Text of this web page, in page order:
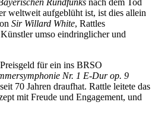
weltweit aufgeblüht ist, ist dies allein
Sir Willard White, Rattles
umso eindringlicher und
für ein ins BRSO
Nr. 1 E-Dur op. 9
70 Jahren draufhat. Rattle leitete das
mit Freude und Engagement, und